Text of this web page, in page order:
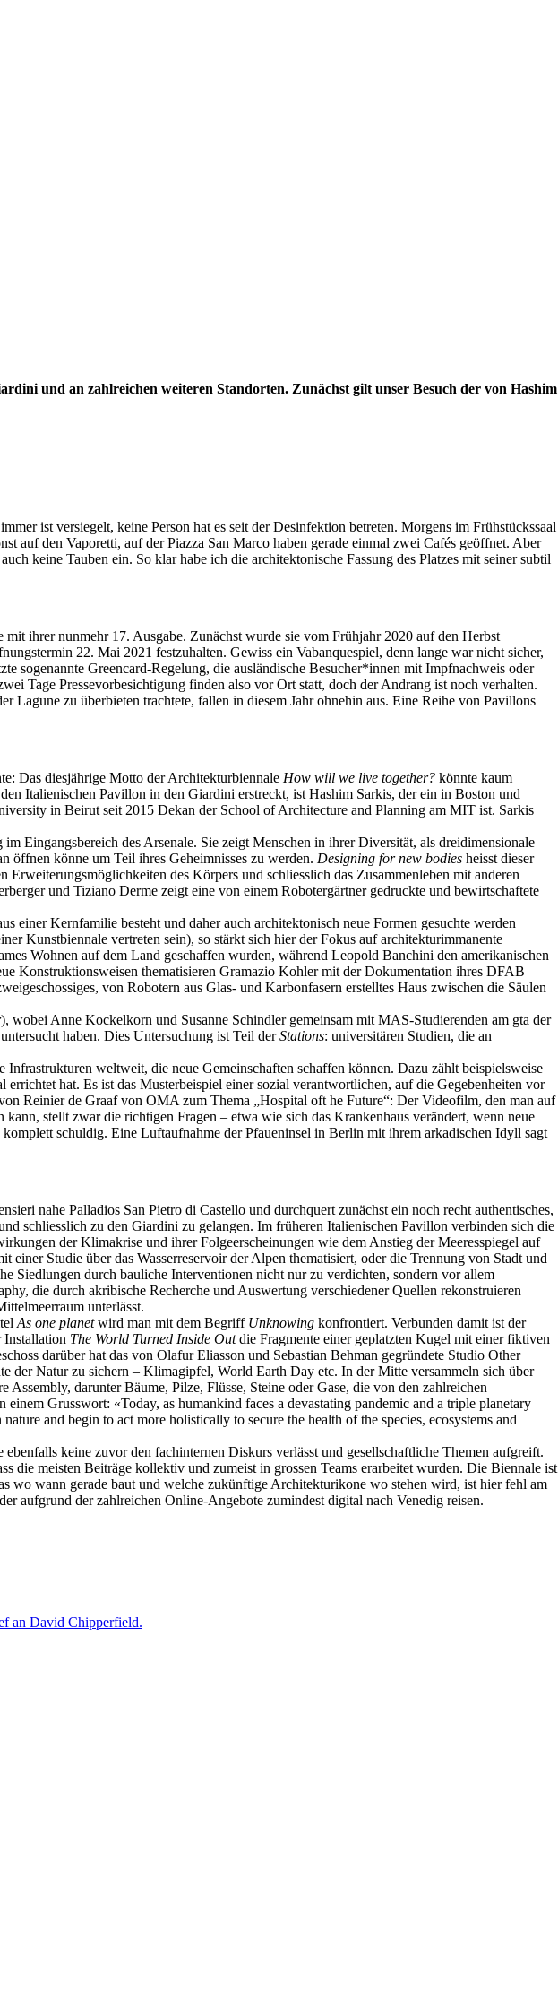
und an zahlreichen weiteren Standorten. Zunächst gilt unser Besuch der von Hashim
ist versiegelt, keine Person hat es seit der Desinfektion betreten. Morgens im Frühstückssaal
auf den Vaporetti, auf der Piazza San Marco haben gerade einmal zwei Cafés geöffnet. Aber
keine Tauben ein. So klar habe ich die architektonische Fassung des Platzes mit seiner subtil
ihrer nunmehr 17. Ausgabe. Zunächst wurde sie vom Frühjahr 2020 auf den Herbst
22. Mai 2021 festzuhalten. Gewiss ein Vabanquespiel, denn lange war nicht sicher,
sogenannte Greencard-Regelung, die ausländische Besucher*innen mit Impfnachweis oder
Tage Pressevorbesichtigung finden also vor Ort statt, doch der Andrang ist noch verhalten.
Lagune zu überbieten trachtete, fallen in diesem Jahr ohnehin aus. Eine Reihe von Pavillons
Das diesjährige Motto der Architekturbiennale How will we live together? könnte kaum
Italienischen Pavillon in den Giardini erstreckt, ist Hashim Sarkis, der ein in Boston und
in Beirut seit 2015 Dekan der School of Architecture and Planning am MIT ist. Sarkis
Eingangsbereich des Arsenale. Sie zeigt Menschen in ihrer Diversität, als dreidimensionale
öffnen könne um Teil ihres Geheimnisses zu werden. Designing for new bodies heisst dieser
des Körpers und schliesslich das Zusammenleben mit anderen
und Tiziano Derme zeigt eine von einem Robotergärtner gedruckte und bewirtschaftete
einer Kernfamilie besteht und daher auch architektonisch neue Formen gesuchte werden
Kunstbiennale vertreten sein), so stärkt sich hier der Fokus auf architekturimmanente
Wohnen auf dem Land geschaffen wurden, während Leopold Banchini den amerikanischen
Konstruktionsweisen thematisieren Gramazio Kohler mit der Dokumentation ihres DFAB
von Robotern aus Glas- und Karbonfasern erstelltes Haus zwischen die Säulen
), wobei Anne Kockelkorn und Susanne Schindler gemeinsam mit MAS-Studierenden am gta der
haben. Dies Untersuchung ist Teil derStations: universitären Studien, die an
Infrastrukturen weltweit, die neue Gemeinschaften schaffen können. Dazu zählt beispielsweise
hat. Es ist das Musterbeispiel einer sozial verantwortlichen, auf die Gegebenheiten vor
Reinier de Graaf von OMA zum Thema „Hospital oft he Future“: Der Videofilm, den man auf
stellt zwar die richtigen Fragen – etwa wie sich das Krankenhaus verändert, wenn neue
schuldig. Eine Luftaufnahme der Pfaueninsel in Berlin mit ihrem arkadischen Idyll sagt
nahe Palladios San Pietro di Castello und durchquert zunächst ein noch recht authentisches,
schliesslich zu den Giardini zu gelangen. Im früheren Italienischen Pavillon verbinden sich die
der Klimakrise und ihrer Folgeerscheinungen wie dem Anstieg der Meeresspiegel auf
Studie über das Wasserreservoir der Alpen thematisiert, oder die Trennung von Stadt und
durch bauliche Interventionen nicht nur zu verdichten, sondern vor allem
die durch akribische Recherche und Auswertung verschiedener Quellen rekonstruieren
unterlässt.
As one planetwird man mit dem Begriff Unknowing konfrontiert. Verbunden damit ist der
Installation The World Turned Inside Outdie Fragmente einer geplatzten Kugel mit einer fiktiven
darüber hat das von Olafur Eliasson und Sebastian Behman gegründete Studio Other
der Natur zu sichern – Klimagipfel, World Earth Day etc. In der Mitte versammeln sich über
darunter Bäume, Pilze, Flüsse, Steine oder Gase, die von den zahlreichen
Grusswort: «Today, as humankind faces a devastating pandemic and a triple planetary
and begin to act more holistically to secure the health of the species, ecosystems and
keine zuvor den fachinternen Diskurs verlässt und gesellschaftliche Themen aufgreift.
die meisten Beiträge kollektiv und zumeist in grossen Teams erarbeitet wurden. Die Biennale ist
wo wann gerade baut und welche zukünftige Architekturikone wo stehen wird, ist hier fehl am
aufgrund der zahlreichen Online-Angebote zumindest digital nach Venedig reisen.
an David Chipperfield.